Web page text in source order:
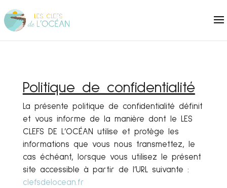
Politique de confidentialité
La présente politique de confidentialité définit
et vous informe de la manière dont le LES
CLEFS DE L’OCÉAN utilise et protège les
informations que vous nous transmettez, le
cas échéant, lorsque vous utilisez le présent
site accessible à partir de l’URL suivante :
clefsdelocean.fr